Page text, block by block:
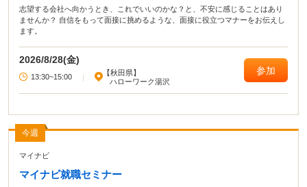
志望する会社へ向かうとき、これでいいのかな？と、不安に感じることはあり
ませんか？ 自信をもって面接に挑めるような、面接に役立つマナーをお伝えし
ます。
2026/8/28(金)
13:30~15:00 |
【秋田県】
ハローワーク湯沢
参加
今週
マイナビ
マイナビ就職セミナー